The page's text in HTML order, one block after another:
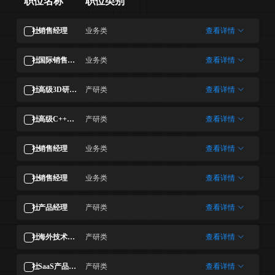
社销售经理 业务类 查看详情
社国际销售经理 业务类 查看详情
社高级3D研发工程师 产研类 查看详情
社高级C++研发工程师 产研类 查看详情
社销售经理 业务类 查看详情
社销售经理 业务类 查看详情
社产品经理 产研类 查看详情
社海外技术工程师 产研类 查看详情
社SaaS产品经理 产研类 查看详情